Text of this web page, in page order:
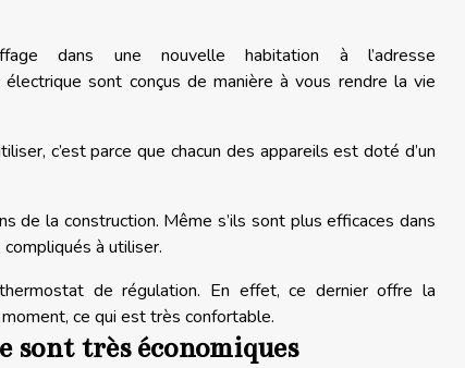
dans une nouvelle habitation à l’adresse
sont conçus de manière à vous rendre la vie
c’est parce que chacun des appareils est doté d’un
de la construction. Même s’ils sont plus efficaces dans
à utiliser.
de régulation. En effet, ce dernier offre la
ce qui est très confortable.
sont très économiques